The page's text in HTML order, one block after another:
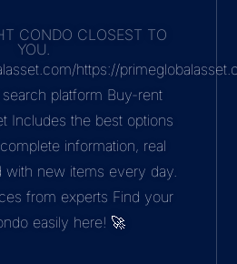
CONDO CLOSEST TO
YOU.
https://
platform Buy-rent
Includes the best options
information, real
with new items every day.
from experts Find your
easily here! 🚀